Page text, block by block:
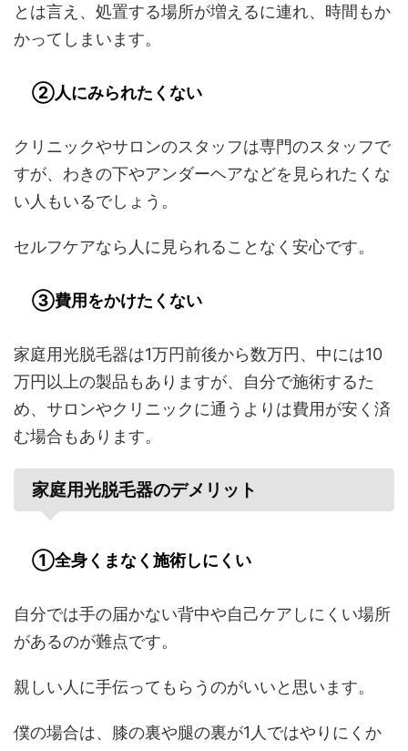
とは言え、処置する場所が増えるに連れ、時間もか
かってしまいます。
②人にみられたくない
クリニックやサロンのスタッフは専門のスタッフで
すが、わきの下やアンダーヘアなどを見られたくな
い人もいるでしょう。
セルフケアなら人に見られることなく安心です。
③費用をかけたくない
家庭用光脱毛器は1万円前後から数万円、中には10
万円以上の製品もありますが、自分で施術するた
め、サロンやクリニックに通うよりは費用が安く済
む場合もあります。
家庭用光脱毛器のデメリット
①全身くまなく施術しにくい
自分では手の届かない背中や自己ケアしにくい場所
があるのが難点です。
親しい人に手伝ってもらうのがいいと思います。
僕の場合は、膝の裏や腿の裏が1人ではやりにくか